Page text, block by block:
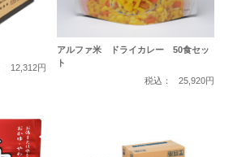
12,312円
アルファ米 ドライカレー 50食セッ
ト
税込：
25,920円